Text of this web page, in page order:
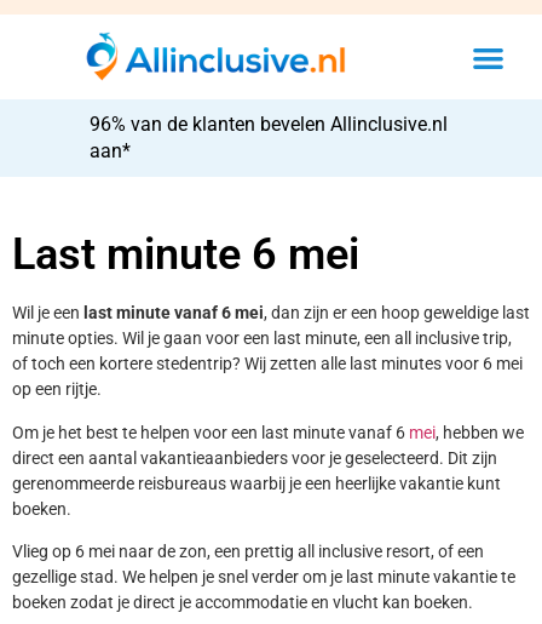
96% van de klanten bevelen Allinclusive.nl
aan*
Last minute 6 mei
Wil je een last minute vanaf 6 mei, dan zijn er een hoop geweldige last
minute opties. Wil je gaan voor een last minute, een all inclusive trip,
of toch een kortere stedentrip? Wij zetten alle last minutes voor 6 mei
op een rijtje.
Om je het best te helpen voor een last minute vanaf 6 mei, hebben we
direct een aantal vakantieaanbieders voor je geselecteerd. Dit zijn
gerenommeerde reisbureaus waarbij je een heerlijke vakantie kunt
boeken.
Vlieg op 6 mei naar de zon, een prettig all inclusive resort, of een
gezellige stad. We helpen je snel verder om je last minute vakantie te
boeken zodat je direct je accommodatie en vlucht kan boeken.